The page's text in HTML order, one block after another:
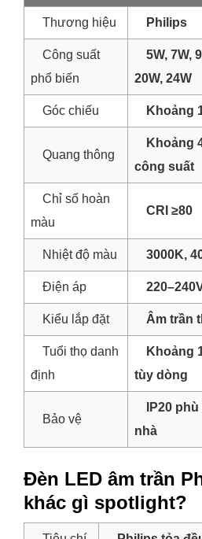
Thương hiệu Philips
Công suất
phổ biến
5W, 7W,
20W, 24W
Góc chiếu Khoảng
Quang thông
Khoảng
công suất
Chỉ số hoàn
màu
CRI ≥80
Nhiệt độ màu 3000K,
Điện áp
Kiểu lắp đặt Âm trần
Tuổi thọ danh
định
Khoảng
tùy dòng
Bảo vệ
IP20
nhà
Đèn LED âm trần
khác gì spotlight?